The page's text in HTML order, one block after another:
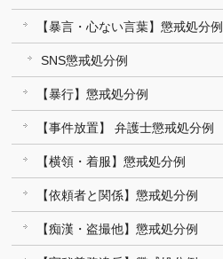
【暴言・心ない言葉】懲戒処分例
SNS懲戒処分例
【暴行】懲戒処分例
【事件放置】 弁護士懲戒処分例
【横領・着服】懲戒処分例
【依頼者と関係】懲戒処分例
【痴漢・盗撮他】懲戒処分例